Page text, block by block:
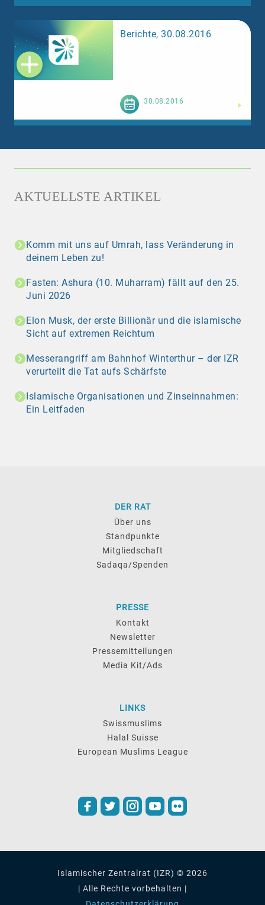
Berichte, 30.08.2016
30.08.2016
AKTUELLSTE ARTIKEL
Komm mit uns auf Umrah, lass Veränderung in
deinem Leben zu!
Fasten: Ashura (10. Muharram) fällt auf den 25.
Juni 2026
Elon Musk, der erste Billionär und die islamische
Sicht auf extremen Reichtum
Messerangriff am Bahnhof Winterthur – der IZR
verurteilt die Tat aufs Schärfste
Islamische Organisationen und Zinseinnahmen:
Ein Leitfaden
DER RAT
Über uns
Standpunkte
Mitgliedschaft
Sadaqa/Spenden
PRESSE
Kontakt
Newsletter
Pressemitteilungen
Media Kit/Ads
LINKS
Swissmuslims
Halal Suisse
European Muslims League
Islamischer Zentralrat (IZR) © 2026
| Alle Rechte vorbehalten |